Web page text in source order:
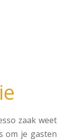
zaak weet
om je gasten